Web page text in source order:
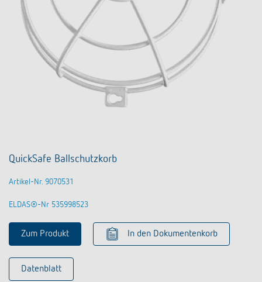
QuickSafe Ballschutzkorb
Artikel-Nr. 9070531
ELDAS®-Nr 535998523
Zum Produkt In den Dokumentenkorb
Datenblatt